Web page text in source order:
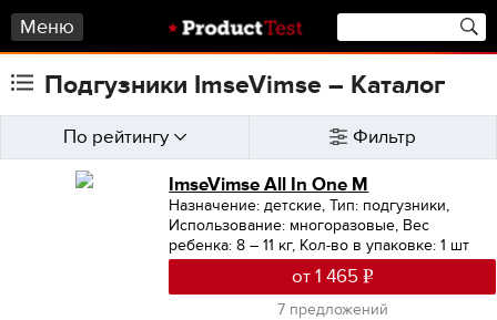
Меню
Подгузники ImseVimse – Каталог
По рейтингу Фильтр
ImseVimse All In One M
Назначение: детские,Тип: подгузники,
Использование: многоразовые, Вес
ребенка: 8 – 11 кг, Кол-во в упаковке: 1 шт
от 1 465
7 предложений